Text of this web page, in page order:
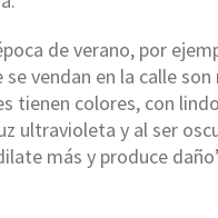
de verano, por
se vendan en la calle
tienen colores, con
ultravioleta y al ser
más y produce